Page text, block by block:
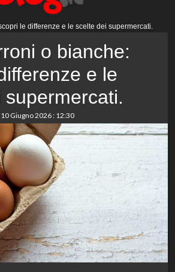
le differenze e le scelte dei supermercati.
o bianche:
e le
10 Giugno 2026 : 12:30